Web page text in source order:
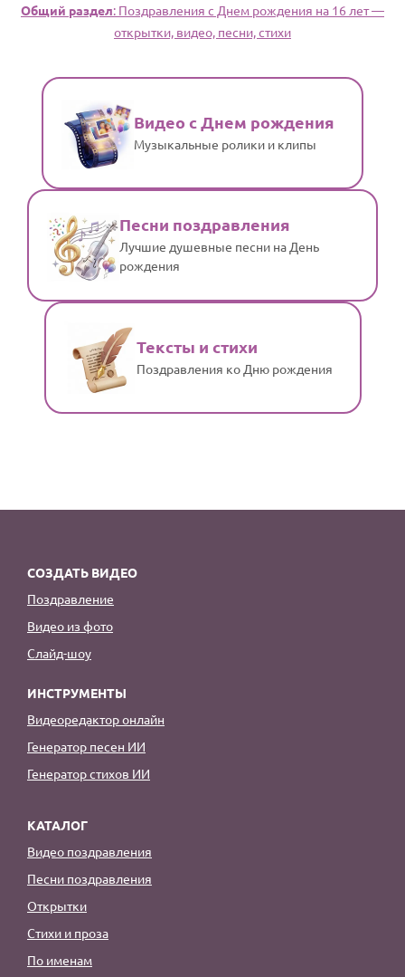
Общий раздел: Поздравления c Днем рождения на 16 лет —
открытки, видео, песни, стихи
Видео с Днем рождения
Музыкальные ролики и клипы
Песни поздравления
Лучшие душевные песни на День
рождения
Тексты и стихи
Поздравления ко Дню рождения
СОЗДАТЬ ВИДЕО
Поздравление
Видео из фото
Слайд-шоу
ИНСТРУМЕНТЫ
Видеоредактор онлайн
Генератор песен ИИ
Генератор стихов ИИ
КАТАЛОГ
Видео поздравления
Песни поздравления
Открытки
Стихи и проза
По именам